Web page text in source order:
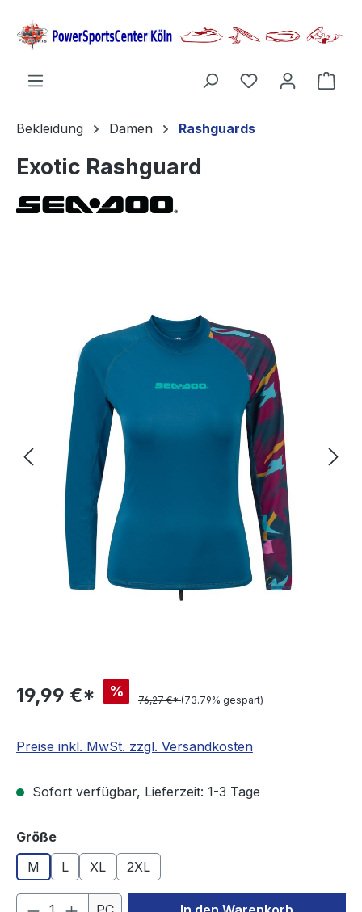
springen
Bekleidung Damen Rashguards
Exotic Rashguard
19,99 €* %
76,27 €*(73.79% gespart)
Preise inkl. MwSt. zzgl. Versandkosten
Sofort verfügbar, Lieferzeit: 1-3 Tage
Größeauswählen
M
L XL 2XL
Produkt Anzahl: Gib den